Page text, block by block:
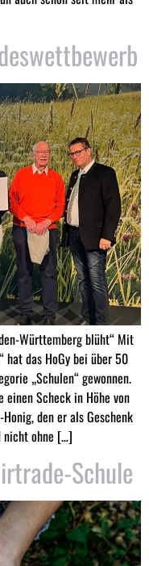
Württemberg blüht“ Mit
hat das HoGy bei über 50
„Schulen“ gewonnen.
Scheck in Höhe von
den er als Geschenk
nicht ohne […]
Schule